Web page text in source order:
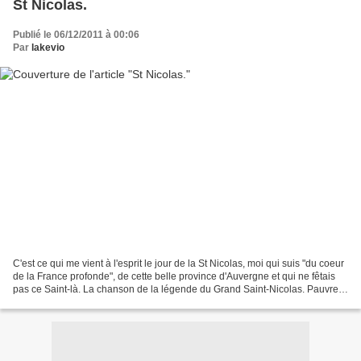
St Nicolas.
Publié le 06/12/2011 à 00:06
Par lakevio
C'est ce qui me vient à l'esprit le jour de la St Nicolas, moi qui suis "du coeur
de la France profonde", de cette belle province d'Auvergne et qui ne fêtais
pas ce Saint-là. La chanson de la légende du Grand Saint-Nicolas. Pauvres